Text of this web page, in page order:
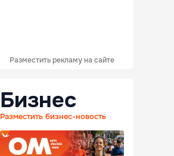
Разместить рекламу на сайте
Бизнес
Разместить бизнес-новость